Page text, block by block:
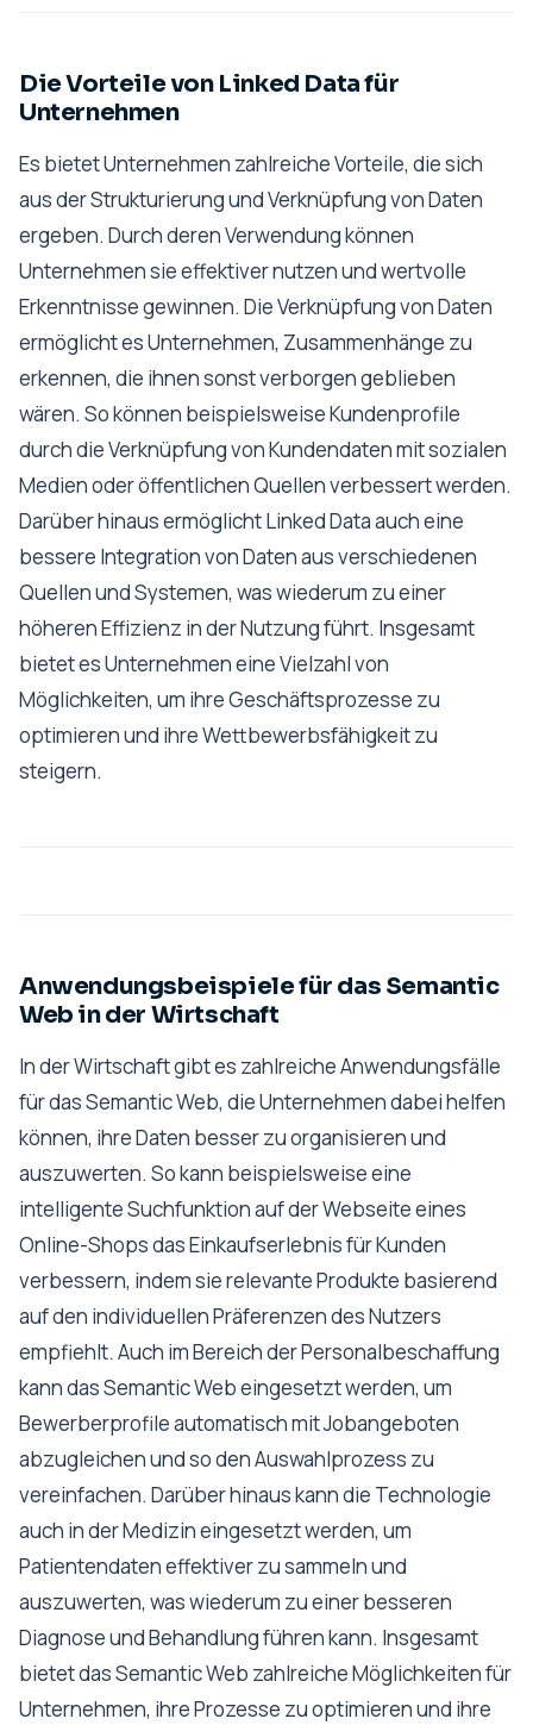
Die Vorteile von Linked Data für
Unternehmen
Es bietet Unternehmen zahlreiche Vorteile, die sich
aus der Strukturierung und Verknüpfung von Daten
ergeben. Durch deren Verwendung können
Unternehmen sie effektiver nutzen und wertvolle
Erkenntnisse gewinnen. Die Verknüpfung von Daten
ermöglicht es Unternehmen, Zusammenhänge zu
erkennen, die ihnen sonst verborgen geblieben
wären. So können beispielsweise Kundenprofile
durch die Verknüpfung von Kundendaten mit sozialen
Medien oder öffentlichen Quellen verbessert werden.
Darüber hinaus ermöglicht Linked Data auch eine
bessere Integration von Daten aus verschiedenen
Quellen und Systemen, was wiederum zu einer
höheren Effizienz in der Nutzung führt. Insgesamt
bietet es Unternehmen eine Vielzahl von
Möglichkeiten, um ihre Geschäftsprozesse zu
optimieren und ihre Wettbewerbsfähigkeit zu
steigern.
Anwendungsbeispiele für das Semantic
Web in der Wirtschaft
In der Wirtschaft gibt es zahlreiche Anwendungsfälle
für das Semantic Web, die Unternehmen dabei helfen
können, ihre Daten besser zu organisieren und
auszuwerten. So kann beispielsweise eine
intelligente Suchfunktion auf der Webseite eines
Online-Shops das Einkaufserlebnis für Kunden
verbessern, indem sie relevante Produkte basierend
auf den individuellen Präferenzen des Nutzers
empfiehlt. Auch im Bereich der Personalbeschaffung
kann das Semantic Web eingesetzt werden, um
Bewerberprofile automatisch mit Jobangeboten
abzugleichen und so den Auswahlprozess zu
vereinfachen. Darüber hinaus kann die Technologie
auch in der Medizin eingesetzt werden, um
Patientendaten effektiver zu sammeln und
auszuwerten, was wiederum zu einer besseren
Diagnose und Behandlung führen kann. Insgesamt
bietet das Semantic Web zahlreiche Möglichkeiten für
Unternehmen, ihre Prozesse zu optimieren und ihre